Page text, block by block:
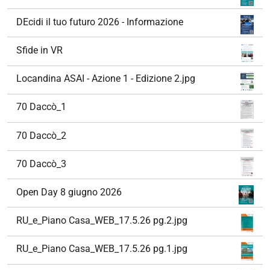
DEcidi il tuo futuro 2026 - Informazione
Sfide in VR
Locandina ASAI - Azione 1 - Edizione 2.jpg
70 Daccò_1
70 Daccò_2
70 Daccò_3
Open Day 8 giugno 2026
RU_e_Piano Casa_WEB_17.5.26 pg.2.jpg
RU_e_Piano Casa_WEB_17.5.26 pg.1.jpg